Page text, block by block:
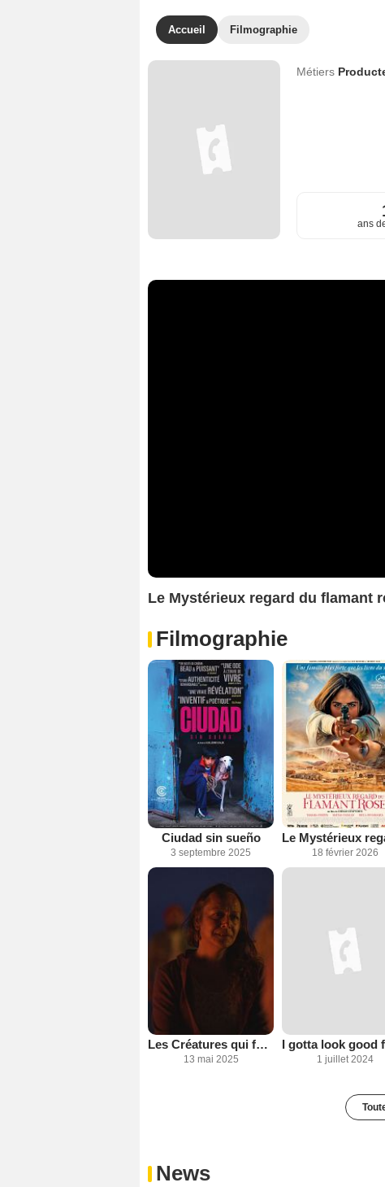
Accueil Filmographie
Métiers
ans
Le Mystérieux regard du flamant
Filmographie
Ciudad sin sueño
3 septembre 2025 18 février 2026
Les Créatures qui fondent au soleil
13 mai 2025 1 juillet 2024
News